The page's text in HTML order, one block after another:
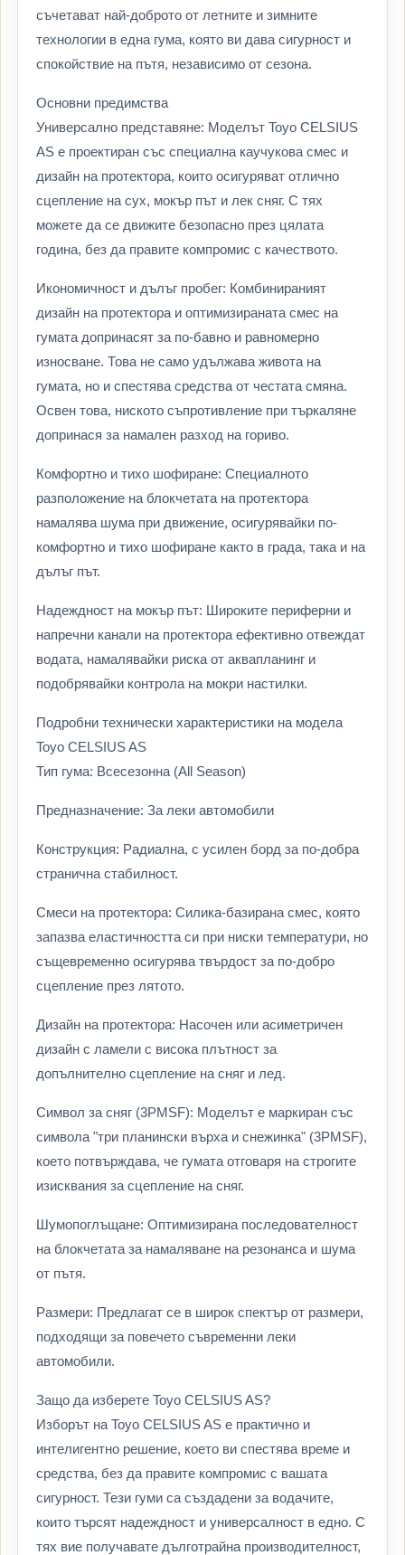
съчетават най-доброто от летните и зимните
технологии в една гума, която ви дава сигурност и
спокойствие на пътя, независимо от сезона.
Основни предимства
Универсално представяне: Моделът Toyo CELSIUS
AS е проектиран със специална каучукова смес и
дизайн на протектора, които осигуряват отлично
сцепление на сух, мокър път и лек сняг. С тях
можете да се движите безопасно през цялата
година, без да правите компромис с качеството.
Икономичност и дълъг пробег: Комбинираният
дизайн на протектора и оптимизираната смес на
гумата допринасят за по-бавно и равномерно
износване. Това не само удължава живота на
гумата, но и спестява средства от честата смяна.
Освен това, ниското съпротивление при търкаляне
допринася за намален разход на гориво.
Комфортно и тихо шофиране: Специалното
разположение на блокчетата на протектора
намалява шума при движение, осигурявайки по-
комфортно и тихо шофиране както в града, така и на
дълъг път.
Надеждност на мокър път: Широките периферни и
напречни канали на протектора ефективно отвеждат
водата, намалявайки риска от аквапланинг и
подобрявайки контрола на мокри настилки.
Подробни технически характеристики на модела
Toyo CELSIUS AS
Тип гума: Всесезонна (All Season)
Предназначение: За леки автомобили
Конструкция: Радиална, с усилен борд за по-добра
странична стабилност.
Смеси на протектора: Силика-базирана смес, която
запазва еластичността си при ниски температури, но
същевременно осигурява твърдост за по-добро
сцепление през лятото.
Дизайн на протектора: Насочен или асиметричен
дизайн с ламели с висока плътност за
допълнително сцепление на сняг и лед.
Символ за сняг (3PMSF): Моделът е маркиран със
символа "три планински върха и снежинка" (3PMSF),
което потвърждава, че гумата отговаря на строгите
изисквания за сцепление на сняг.
Шумопоглъщане: Оптимизирана последователност
на блокчетата за намаляване на резонанса и шума
от пътя.
Размери: Предлагат се в широк спектър от размери,
подходящи за повечето съвременни леки
автомобили.
Защо да изберете Toyo CELSIUS AS?
Изборът на Toyo CELSIUS AS е практично и
интелигентно решение, което ви спестява време и
средства, без да правите компромис с вашата
сигурност. Тези гуми са създадени за водачите,
които търсят надеждност и универсалност в едно. С
тях вие получавате дълготрайна производителност,